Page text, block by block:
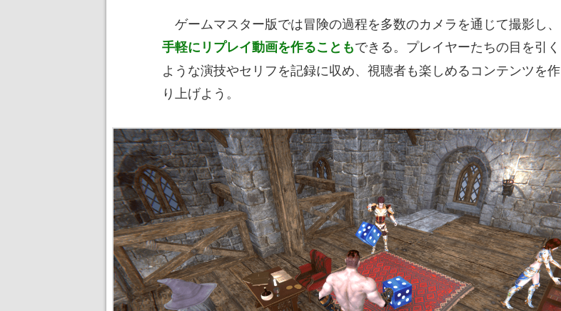
ゲームマスター版では冒険の過程を多数のカメラを通じて撮影し、
手軽にリプレイ動画を作ることもできる。プレイヤーたちの目を引く
ような演技やセリフを記録に収め、視聴者も楽しめるコンテンツを作
り上げよう。